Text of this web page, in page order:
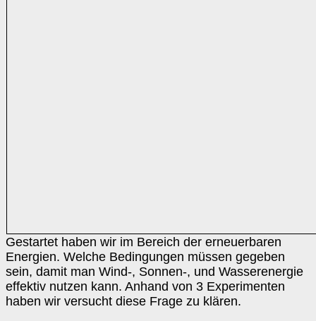
Gestartet haben wir im Bereich der erneuerbaren
Energien. Welche Bedingungen müssen gegeben
sein, damit man Wind-, Sonnen-, und Wasserenergie
effektiv nutzen kann. Anhand von 3 Experimenten
haben wir versucht diese Frage zu klären.